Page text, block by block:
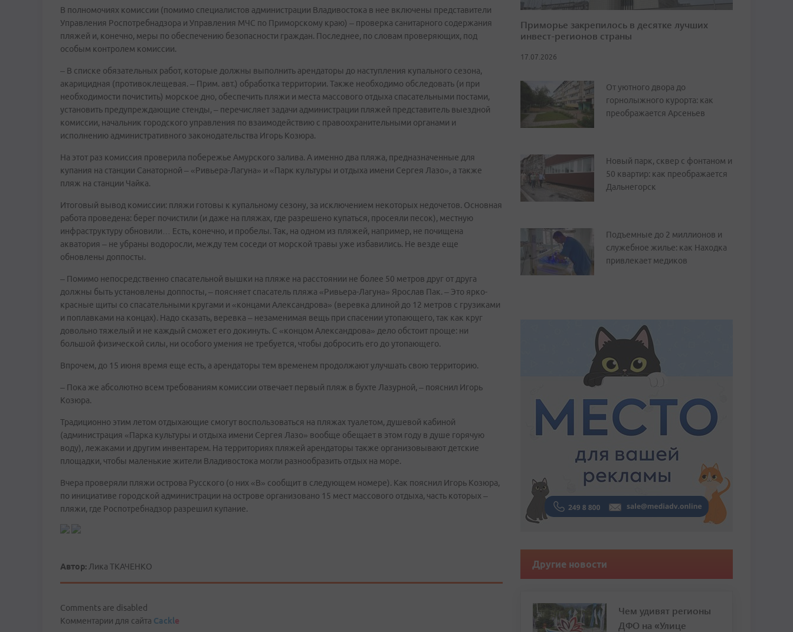
В полномочиях комиссии (помимо специалистов администрации Владивостока в нее включены представители
Управления Роспотребнадзора и Управления МЧС по Приморскому краю) – проверка санитарного содержания
пляжей и, конечно, меры по обеспечению безопасности граждан. Последнее, по словам проверяющих, под
особым контролем комиссии.
– В списке обязательных работ, которые должны выполнить арендаторы до наступления купального сезона,
акарицидная (противоклещевая. – Прим. авт.) обработка территории. Также необходимо обследовать (и при
необходимости почистить) морское дно, обеспечить пляжи и места массового отдыха спасательными постами,
установить предупреждающие стенды, – перечисляет задачи администрации пляжей представитель выездной
комиссии, начальник городского управления по взаимодействию с правоохранительными органами и
исполнению административного законодательства Игорь Козюра.
На этот раз комиссия проверила побережье Амурского залива. А именно два пляжа, предназначенные для
купания на станции Санаторной – «Ривьера-Лагуна» и «Парк культуры и отдыха имени Сергея Лазо», а также
пляж на станции Чайка.
Итоговый вывод комиссии: пляжи готовы к купальному сезону, за исключением некоторых недочетов. Основная
работа проведена: берег почистили (и даже на пляжах, где разрешено купаться, просеяли песок), местную
инфраструктуру обновили… Есть, конечно, и пробелы. Так, на одном из пляжей, например, не почищена
акватория – не убраны водоросли, между тем соседи от морской травы уже избавились. Не везде еще
обновлены доппосты.
– Помимо непосредственно спасательной вышки на пляже на расстоянии не более 50 метров друг от друга
должны быть установлены доппосты, – поясняет спасатель пляжа «Ривьера-Лагуна» Ярослав Пак. – Это ярко-
красные щиты со спасательными кругами и «концами Александрова» (веревка длиной до 12 метров с грузиками
и поплавками на концах). Надо сказать, веревка – незаменимая вещь при спасении утопающего, так как круг
довольно тяжелый и не каждый сможет его докинуть. С «концом Александрова» дело обстоит проще: ни
большой физической силы, ни особого умения не требуется, чтобы добросить его до утопающего.
Впрочем, до 15 июня время еще есть, а арендаторы тем временем продолжают улучшать свою территорию.
– Пока же абсолютно всем требованиям комиссии отвечает первый пляж в бухте Лазурной, – пояснил Игорь
Козюра.
Традиционно этим летом отдыхающие смогут воспользоваться на пляжах туалетом, душевой кабиной
(администрация «Парка культуры и отдыха имени Сергея Лазо» вообще обещает в этом году в душе горячую
воду), лежаками и другим инвентарем. На территориях пляжей арендаторы также организовывают детские
площадки, чтобы маленькие жители Владивостока могли разнообразить отдых на море.
Вчера проверяли пляжи острова Русского (о них «В» сообщит в следующем номере). Как пояснил Игорь Козюра,
по инициативе городской администрации на острове организовано 15 мест массового отдыха, часть которых –
пляжи, где Роспотребнадзор разрешил купание.
Автор: Лика ТКАЧЕНКО
Comments are disabled
Комментарии для сайта Cackle
Приморье закрепилось в десятке лучших
инвест-регионов страны
17.07.2026
От уютного двора до
горнолыжного курорта: как
преображается Арсеньев
Новый парк, сквер с фонтаном и
50 квартир: как преображается
Дальнегорск
Подъемные до 2 миллионов и
служебное жилье: как Находка
привлекает медиков
Другие новости
Чем удивят регионы
ДФО на «Улице